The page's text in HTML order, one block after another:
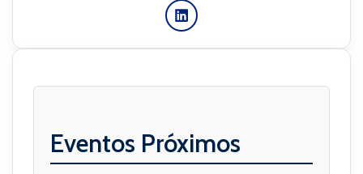
Eventos Próximos